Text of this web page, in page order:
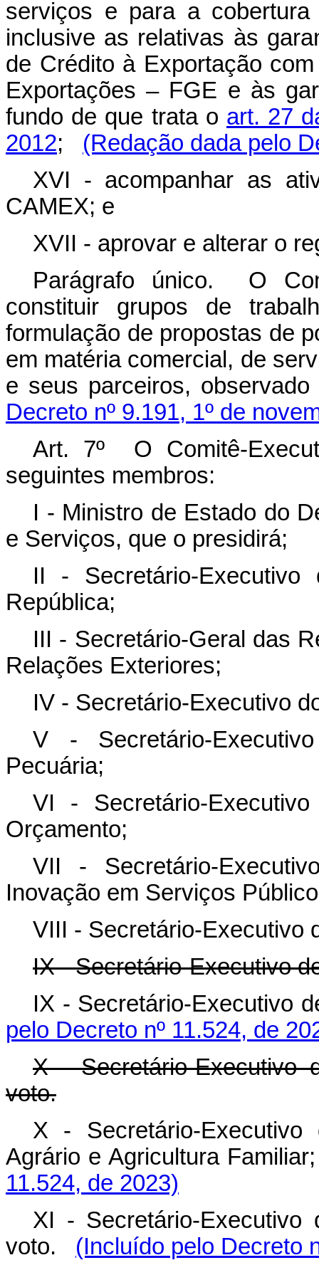
serviços e para a
inclusive as relativas às
de Crédito à Exportação
Exportações – FGE e às
fundo de que trata o art. 27
2012;
(Redação dada pelo
XVI - acompanhar as
CAMEX; e
XVII - aprovar e alterar o
Parágrafo único. O
constituir grupos de
formulação de propostas de
em matéria comercial, de
e seus parceiros,
Decreto nº 9.191, 1º de
Art. 7º O Comitê-
seguintes membros:
I - Ministro de Estado do
e Serviços, que o presidirá;
II - Secretário-
República;
III - Secretário-Geral das
Relações Exteriores;
IV - Secretário-Executivo
V - Secretário-
Pecuária;
VI - Secretário-
Orçamento;
VII - Secretário-
Inovação em Serviços
VIII - Secretário-Executivo
IX - Secretário-Executivo
IX - Secretário-Executivo
pelo Decreto nº 11.524, de
X - Secretário-Executivo
voto.
X - Secretário-Executivo
Agrário e Agricultura
11.524, de 2023)
XI - Secretário-
voto.
(Incluído pelo Decreto